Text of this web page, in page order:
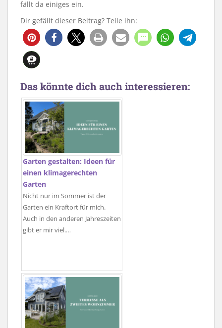
fällt da einiges ein.
Dir gefällt dieser Beitrag? Teile ihn:
1025
Das könnte dich auch interessieren:
Garten gestalten: Ideen für
einen klimagerechten
Garten
Nicht nur im Sommer ist der
Garten ein Kraftort für mich.
Auch in den anderen Jahreszeiten
gibt er mir viel.…